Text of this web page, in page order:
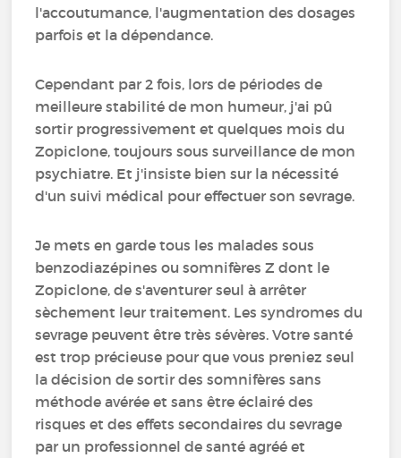
l'accoutumance, l'augmentation des dosages
parfois et la dépendance.
Cependant par 2 fois, lors de périodes de
meilleure stabilité de mon humeur, j'ai pû
sortir progressivement et quelques mois du
Zopiclone, toujours sous surveillance de mon
psychiatre. Et j'insiste bien sur la nécessité
d'un suivi médical pour effectuer son sevrage.
Je mets en garde tous les malades sous
benzodiazépines ou somnifères Z dont le
Zopiclone, de s'aventurer seul à arrêter
sèchement leur traitement. Les syndromes du
sevrage peuvent être très sévères. Votre santé
est trop précieuse pour que vous preniez seul
la décision de sortir des somnifères sans
méthode avérée et sans être éclairé des
risques et des effets secondaires du sevrage
par un professionnel de santé agréé et